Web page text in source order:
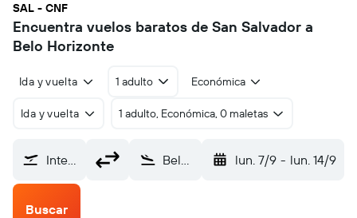
SAL - CNF
Encuentra vuelos baratos de San Salvador a
Belo Horizonte
Ida y vuelta 1 adulto Económica
Ida y vuelta 1 adulto, Económica, 0 maletas
Internacional de El Salvador (SAL) Belo Horizonte Tancredo Neves Intl (CNF) lun. 7/9 - lun. 14/9
Buscar